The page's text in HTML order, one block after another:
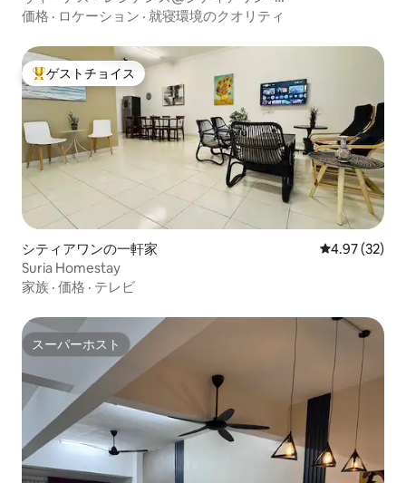
HomeSweetHome
価格 · ロケーション · 就寝環境のクオリティ
大好評のゲストチョイスです。
ゲストチョイス
シティアワンの一軒家 レビュー32
4.97 (32)
Suria Homestay
家族 · 価格 · テレビ
スーパーホスト
スーパーホスト